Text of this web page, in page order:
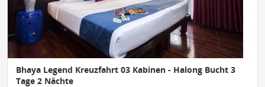
Bhaya Legend Kreuzfahrt 03 Kabinen - Halong Bucht 3
Tage 2 Nächte